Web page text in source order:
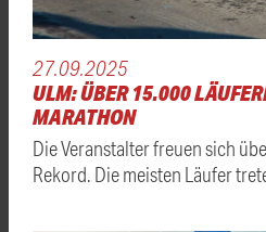
27.09.2025
ULM: ÜBER 15.000
MARATHON
Die Veranstalter freuen sich
Rekord. Die meisten Läufer